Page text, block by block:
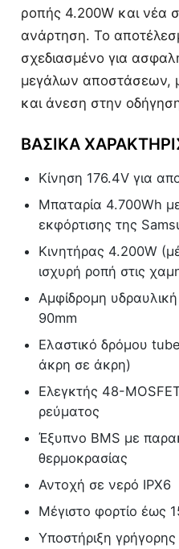
ροπής 4.200W και νέα
ανάρτηση. Το
σχεδιασμένο για
μεγάλων αποστάσεων,
και άνεση στην
ΒΑΣΙΚΆ
Κίνηση 176.4V για
Μπαταρία 4.700Wh
εκφόρτισης της
Κινητήρας 4.200W
ισχυρή ροπή στις
Αμφίδρομη
90mm
Ελαστικό δρόμου
άκρη σε άκρη)
Ελεγκτής 48-
ρεύματος
Έξυπνο BMS με
θερμοκρασίας
Αντοχή σε νερό IPX6
Μέγιστο φορτίο έως
Υποστήριξη